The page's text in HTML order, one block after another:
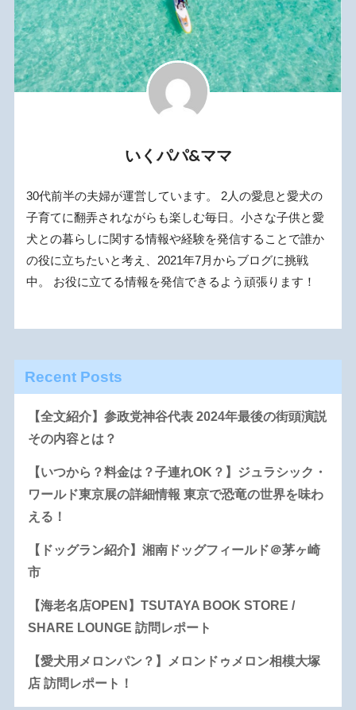
いくパパ&ママ
30代前半の夫婦が運営しています。 2人の愛息と愛犬の
子育てに翻弄されながらも楽しむ毎日。小さな子供と愛
犬との暮らしに関する情報や経験を発信することで誰か
の役に立ちたいと考え、2021年7月からブログに挑戦
中。 お役に立てる情報を発信できるよう頑張ります！
Recent Posts
【全文紹介】参政党神谷代表 2024年最後の街頭演説
その内容とは？
【いつから？料金は？子連れOK？】ジュラシック・
ワールド東京展の詳細情報 東京で恐竜の世界を味わ
える！
【ドッグラン紹介】湘南ドッグフィールド＠茅ヶ崎
市
【海老名店OPEN】TSUTAYA BOOK STORE /
SHARE LOUNGE 訪問レポート
【愛犬用メロンパン？】メロンドゥメロン相模大塚
店 訪問レポート！